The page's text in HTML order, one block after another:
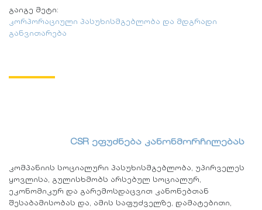
გაიგე მეტი:
კორპორაციული პასუხისმგებლობა და მდგრადი
განვითარება
CSR ეფუძნება კანონმორჩილებას
კომპანიის სოციალური პასუხისმგებლობა, უპირველეს
ყოვლისა, გულისხმობს არსებულ სოციალურ,
ეკონომიკურ და გარემოსდაცვით კანონებთან
შესაბამისობას და, ამის საფუძველზე, დამატებითი,